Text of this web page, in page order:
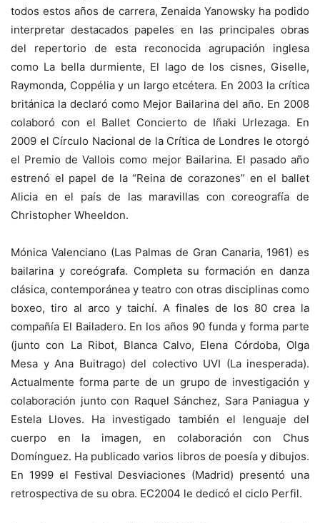
todos estos años de carrera, Zenaida Yanowsky ha podido
interpretar destacados papeles en las principales obras
del repertorio de esta reconocida agrupación inglesa
como La bella durmiente, El lago de los cisnes, Giselle,
Raymonda, Coppélia y un largo etcétera. En 2003 la crítica
británica la declaró como Mejor Bailarina del año. En 2008
colaboró con el Ballet Concierto de Iñaki Urlezaga. En
2009 el Círculo Nacional de la Crítica de Londres le otorgó
el Premio de Vallois como mejor Bailarina. El pasado año
estrenó el papel de la “Reina de corazones” en el ballet
Alicia en el país de las maravillas con coreografía de
Christopher Wheeldon.
Mónica Valenciano (Las Palmas de Gran Canaria, 1961) es
bailarina y coreógrafa. Completa su formación en danza
clásica, contemporánea y teatro con otras disciplinas como
boxeo, tiro al arco y taichí. A finales de los 80 crea la
compañía El Bailadero. En los años 90 funda y forma parte
(junto con La Ribot, Blanca Calvo, Elena Córdoba, Olga
Mesa y Ana Buitrago) del colectivo UVI (La inesperada).
Actualmente forma parte de un grupo de investigación y
colaboración junto con Raquel Sánchez, Sara Paniagua y
Estela Lloves. Ha investigado también el lenguaje del
cuerpo en la imagen, en colaboración con Chus
Domínguez. Ha publicado varios libros de poesía y dibujos.
En 1999 el Festival Desviaciones (Madrid) presentó una
retrospectiva de su obra. EC2004 le dedicó el ciclo Perfil.